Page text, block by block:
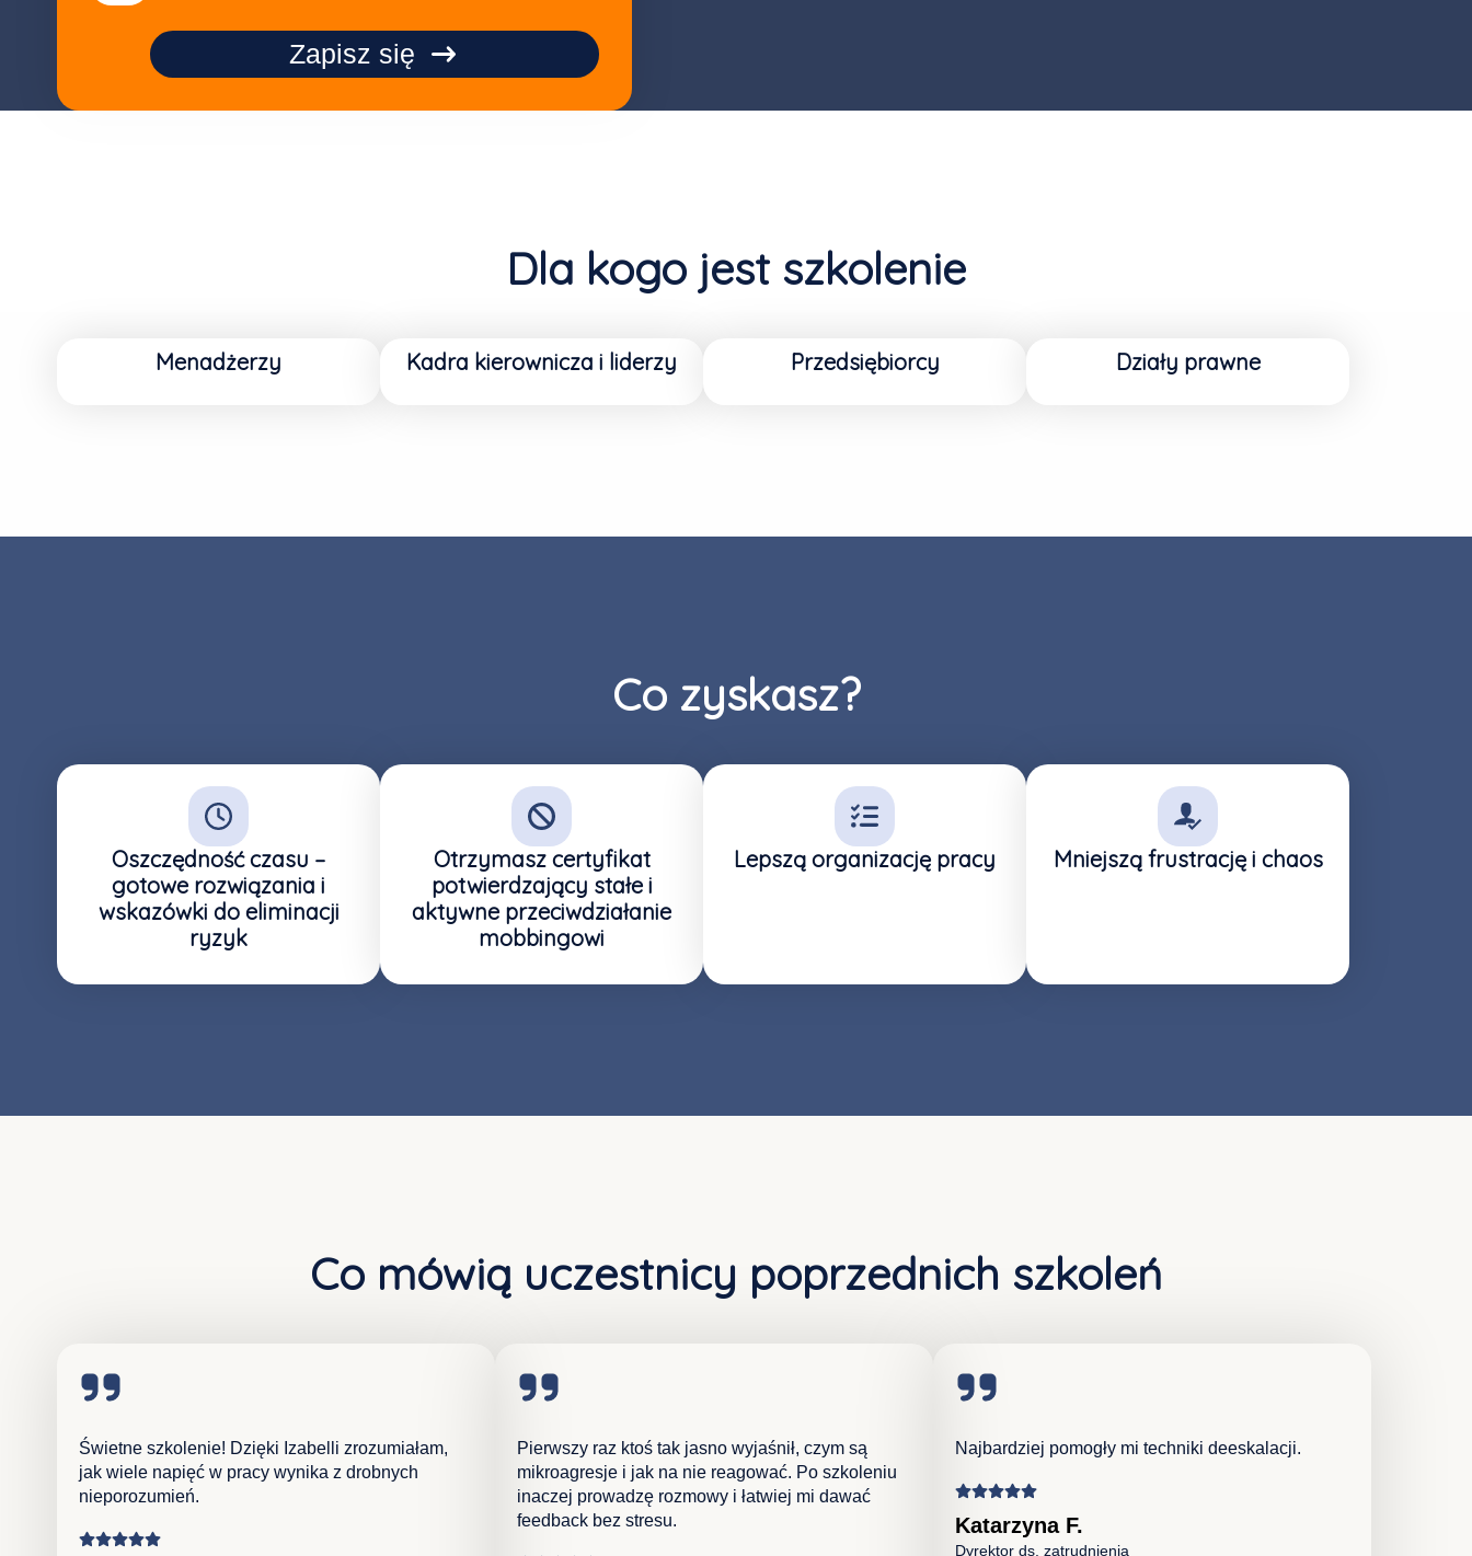
Zapisz się
Dla kogo jest szkolenie
Menadżerzy Kadra kierownicza i liderzy Przedsiębiorcy Działy prawne
Co zyskasz?
Oszczędność czasu –
gotowe rozwiązania i
wskazówki do eliminacji
ryzyk
Otrzymasz certyfikat
potwierdzający stałe i
aktywne przeciwdziałanie
mobbingowi
Lepszą organizację pracy Mniejszą frustrację i chaos
Co mówią uczestnicy poprzednich szkoleń
Świetne szkolenie! Dzięki Izabelli zrozumiałam,
jak wiele napięć w pracy wynika z drobnych
nieporozumień.
Pierwszy raz ktoś tak jasno wyjaśnił, czym są
mikroagresje i jak na nie reagować. Po szkoleniu
inaczej prowadzę rozmowy i łatwiej mi dawać
feedback bez stresu.
Najbardziej pomogły mi techniki deeskalacji.
Katarzyna F.
Dyrektor ds. zatrudnienia